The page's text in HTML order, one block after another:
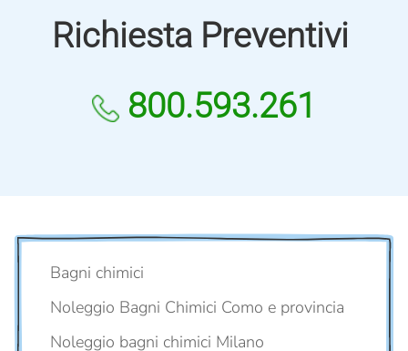
Richiesta Preventivi
800.593.261
Bagni chimici
Noleggio Bagni Chimici Como e provincia
Noleggio bagni chimici Milano